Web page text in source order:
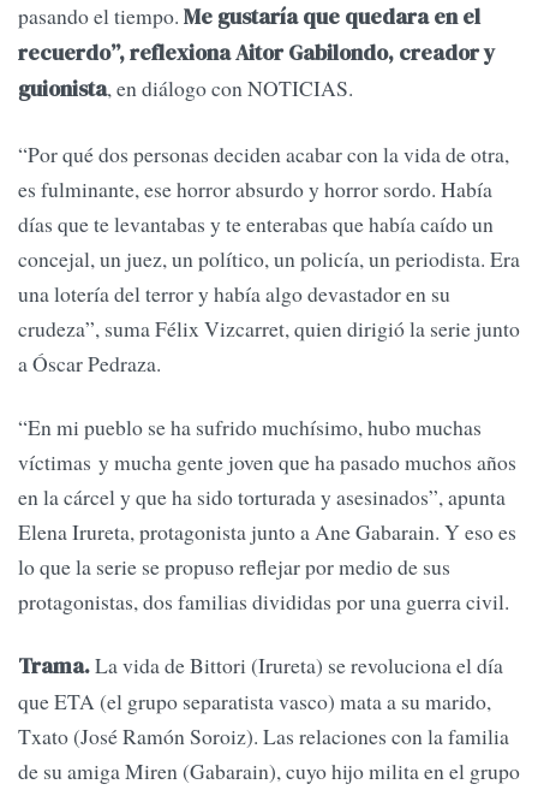
pasando el tiempo. Me gustaría que quedara en el
recuerdo”, reflexiona Aitor Gabilondo, creador y
guionista, en diálogo con NOTICIAS.
“Por qué dos personas deciden acabar con la vida de otra,
es fulminante, ese horror absurdo y horror sordo. Había
días que te levantabas y te enterabas que había caído un
concejal, un juez, un político, un policía, un periodista. Era
una lotería del terror y había algo devastador en su
crudeza”, suma Félix Vizcarret, quien dirigió la serie junto
a Óscar Pedraza.
“En mi pueblo se ha sufrido muchísimo, hubo muchas
víctimas y mucha gente joven que ha pasado muchos años
en la cárcel y que ha sido torturada y asesinados”, apunta
Elena Irureta, protagonista junto a Ane Gabarain. Y eso es
lo que la serie se propuso reflejar por medio de sus
protagonistas, dos familias divididas por una guerra civil.
Trama.La vida de Bittori (Irureta) se revoluciona el día
que ETA (el grupo separatista vasco) mata a su marido,
Txato (José Ramón Soroiz). Las relaciones con la familia
de su amiga Miren (Gabarain), cuyo hijo milita en el grupo